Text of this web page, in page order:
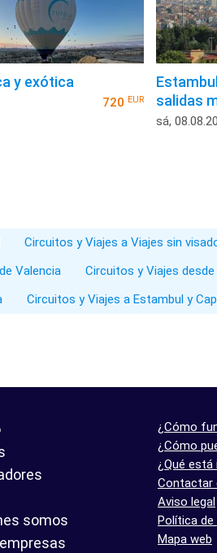
y exótica
720 EUR
salidas
sá,
Circuitos y Viajes a Viajes sin
Valencia Circuitos y Viajes desde
Circuitos y Viajes a Estambul y
somos
¿Cómo
¿Cómo
¿Qué está
Contactar
Aviso legal
Política de
Mapa web